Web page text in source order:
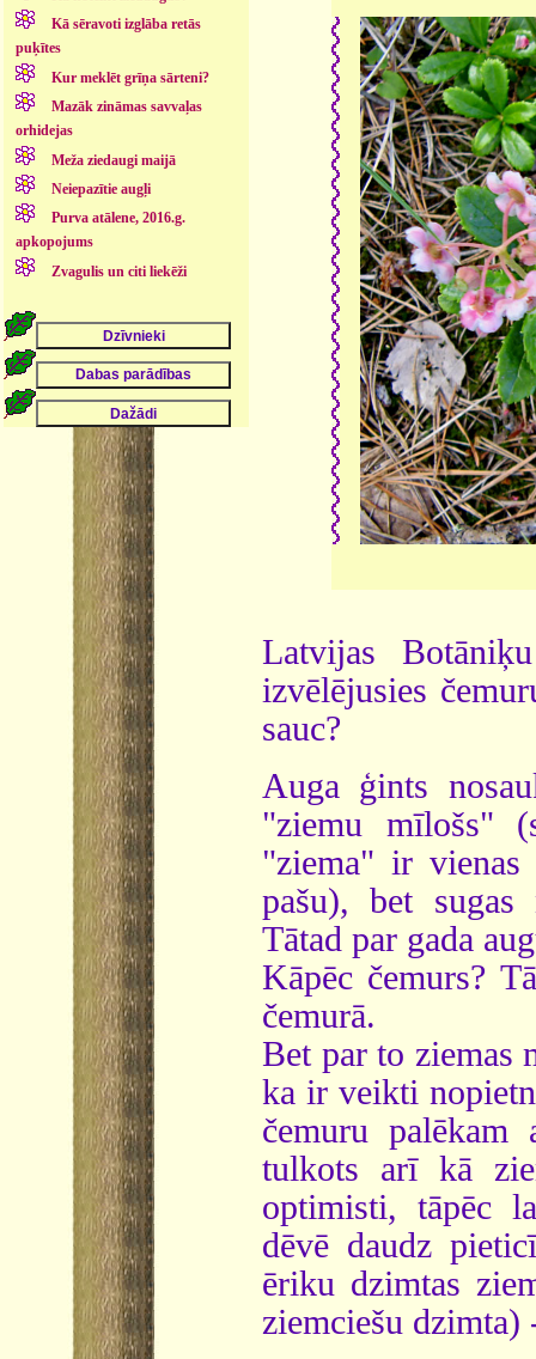
Kā sēravoti izglāba retās
puķītes
Kur meklēt grīņa sārteni?
Mazāk zināmas savvaļas
orhidejas
Meža ziedaugi maijā
Neiepazītie augļi
Purva atālene, 2016.g.
apkopojums
Zvagulis un citi liekēži
Latvijas
izvēlējusies
sauc?
Auga ģints
"ziemu mīlošs"
"ziema" ir vienas
pašu), bet
Tātad par gada
Kāpēc čemurs?
čemurā.
Bet par to ziemas
ka ir veikti
čemuru
tulkots arī kā
optimisti, tāpēc
dēvē daudz
ēriku dzimtas
ziemciešu dzimta)